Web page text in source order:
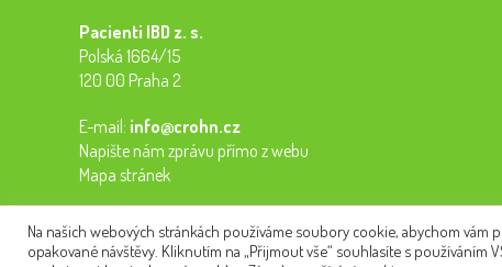
Pacienti IBD z. s.
Polská 1664/15
120 00 Praha 2
E-mail: info@crohn.cz
Napište nám zprávu přímo z webu
Mapa stránek
Na našich webových stránkách používáme soubory cookie, abychom vám
opakované návštěvy. Kliknutím na „Přijmout vše“ souhlasíte s používáním